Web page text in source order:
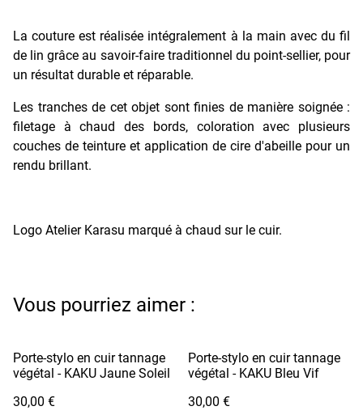
La couture est réalisée intégralement à la main avec du fil
de lin grâce au savoir-faire traditionnel du point-sellier, pour
un résultat durable et réparable.
Les tranches de cet objet sont finies de manière soignée :
filetage à chaud des bords, coloration avec plusieurs
couches de teinture et application de cire d'abeille pour un
rendu brillant.
Logo Atelier Karasu marqué à chaud sur le cuir.
Vous pourriez aimer :
Porte-stylo en cuir tannage
végétal - KAKU Jaune Soleil
30,00 €
Porte-stylo en cuir tannage
végétal - KAKU Bleu Vif
30,00 €